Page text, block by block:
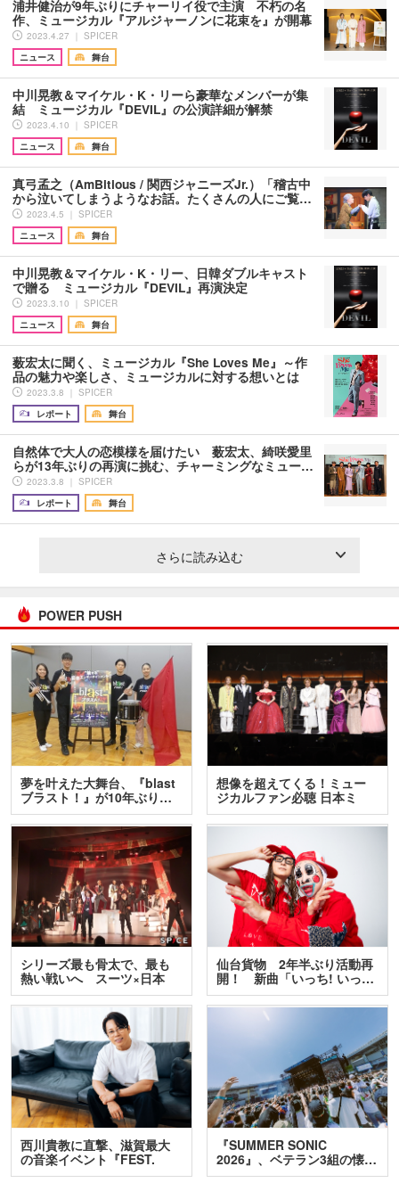
浦井健治が9年ぶりにチャーリイ役で主演 不朽の名
作、ミュージカル『アルジャーノンに花束を』が開幕
2023.4.27 ｜ SPICER
ニュース
舞台
中川晃教＆マイケル・K・リーら豪華なメンバーが集
結 ミュージカル『DEVIL』の公演詳細が解禁
2023.4.10 ｜ SPICER
ニュース
舞台
真弓孟之（AmBitious / 関西ジャニーズJr.）「稽古中
から泣いてしまうようなお話。たくさんの人にご覧…
2023.4.5 ｜ SPICER
ニュース
舞台
中川晃教＆マイケル・K・リー、日韓ダブルキャスト
で贈る ミュージカル『DEVIL』再演決定
2023.3.10 ｜ SPICER
ニュース
舞台
薮宏太に聞く、ミュージカル『She Loves Me』～作
品の魅力や楽しさ、ミュージカルに対する想いとは
2023.3.8 ｜ SPICER
レポート
舞台
自然体で大人の恋模様を届けたい 薮宏太、綺咲愛里
らが13年ぶりの再演に挑む、チャーミングなミュー…
2023.3.8 ｜ SPICER
レポート
舞台
さらに読み込む
POWER PUSH
夢を叶えた大舞台、『blast
ブラスト！』が10年ぶり…
想像を超えてくる！ミュー
ジカルファン必聴 日本ミ
ュ…
シリーズ最も骨太で、最も
熱い戦いへ スーツ×日本
刀…
仙台貨物 2年半ぶり活動再
開！ 新曲「いっち! いっ…
西川貴教に直撃、滋賀最大
の音楽イベント『FEST.
INA…
『SUMMER SONIC
2026』、ベテラン3組の懐…